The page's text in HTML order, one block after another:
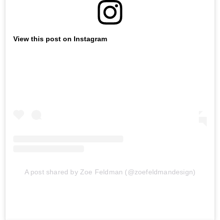
View this post on Instagram
A post shared by Zoe Feldman (@zoefeldmandesign)